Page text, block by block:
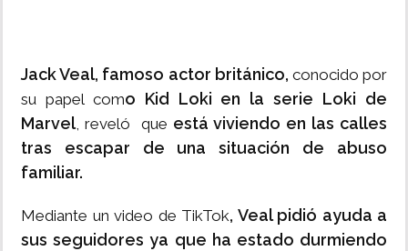
Jack Veal, famoso actor británico, conocido por
su papel como Kid Loki en la serie Loki de
Marvel, reveló que está viviendo en las calles
tras escapar de una situación de abuso
familiar.
Mediante un video de TikTok, Veal pidió ayuda a
sus seguidores ya que ha estado durmiendo